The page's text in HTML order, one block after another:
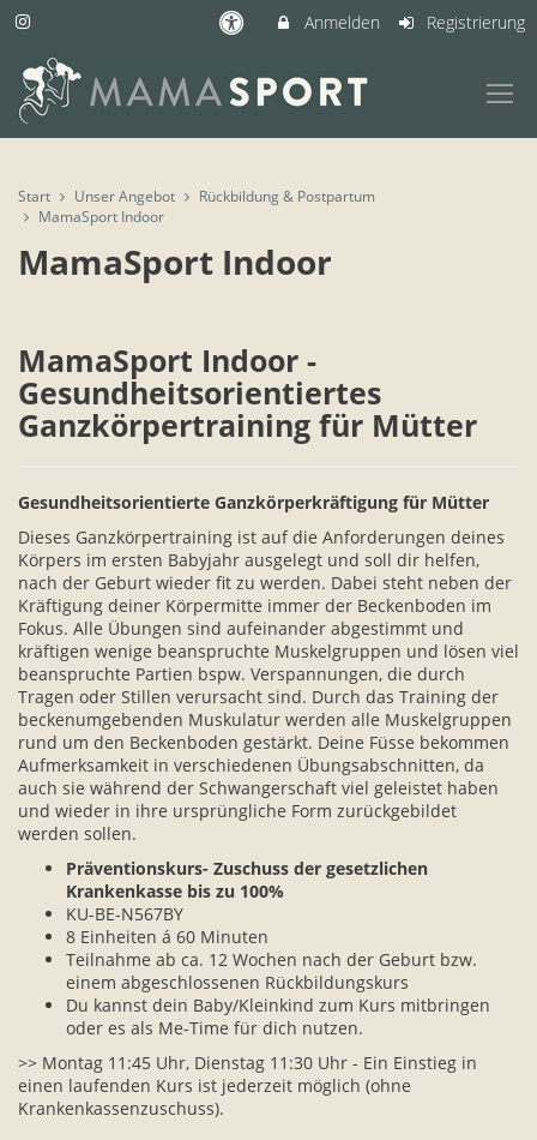
Anmelden Registrierung
Start Unser Angebot
Rückbildung & Postpartum
MamaSport Indoor
MamaSport Indoor
MamaSport Indoor -
Gesundheitsorientiertes
Ganzkörpertraining für Mütter
Gesundheitsorientierte Ganzkörperkräftigung für Mütter
Dieses Ganzkörpertraining ist auf die Anforderungen deines
Körpers im ersten Babyjahr ausgelegt und soll dir helfen,
nach der Geburt wieder fit zu werden. Dabei steht neben der
Kräftigung deiner Körpermitte immer der Beckenboden im
Fokus. Alle Übungen sind aufeinander abgestimmt und
kräftigen wenige beanspruchte Muskelgruppen und lösen viel
beanspruchte Partien bspw. Verspannungen, die durch
Tragen oder Stillen verursacht sind. Durch das Training der
beckenumgebenden Muskulatur werden alle Muskelgruppen
rund um den Beckenboden gestärkt. Deine Füsse bekommen
Aufmerksamkeit in verschiedenen Übungsabschnitten, da
auch sie während der Schwangerschaft viel geleistet haben
und wieder in ihre ursprüngliche Form zurückgebildet
werden sollen.
Präventionskurs- Zuschuss der gesetzlichen
Krankenkasse bis zu 100%
KU-BE-N567BY
8 Einheiten á 60 Minuten
Teilnahme ab ca. 12 Wochen nach der Geburt bzw.
einem abgeschlossenen Rückbildungskurs
Du kannst dein Baby/Kleinkind zum Kurs mitbringen
oder es als Me-Time für dich nutzen.
>> Montag 11:45 Uhr, Dienstag 11:30 Uhr - Ein Einstieg in
einen laufenden Kurs ist jederzeit möglich (ohne
Krankenkassenzuschuss).